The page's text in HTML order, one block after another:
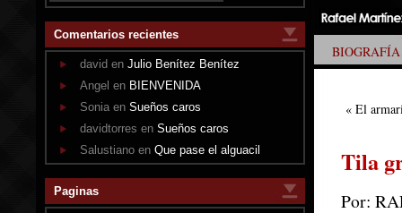
Comentarios recientes
david en Julio Benítez Benítez
Angel en BIENVENIDA
Sonia en Sueños caros
davidtorres en Sueños caros
Salustiano en Que pase el alguacil
Paginas
BIOGRAFÍA
« El
Tila
Por: